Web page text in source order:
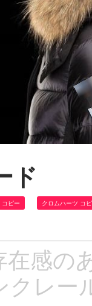
ド
コピー クロムハーツ コ
感の
クレー